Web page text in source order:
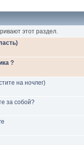
этот раздел.
?
на ночлег)
за собой?